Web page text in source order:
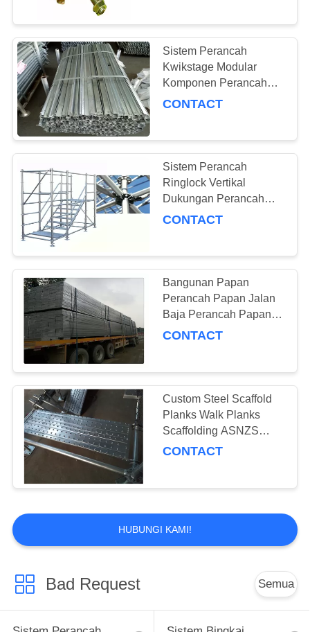
Sistem Perancah
Kwikstage Modular
Komponen Perancah
Tahap Cepat
CONTACT
Sistem Perancah
Ringlock Vertikal
Dukungan Perancah
Pipa Yang Kuat
CONTACT
Bangunan Papan
Perancah Papan Jalan
Baja Perancah Papan
Jalan Catwalk
CONTACT
Custom Steel Scaffold
Planks Walk Planks
Scaffolding ASNZS
Standard
CONTACT
HUBUNGI KAMI!
Bad Request Semua